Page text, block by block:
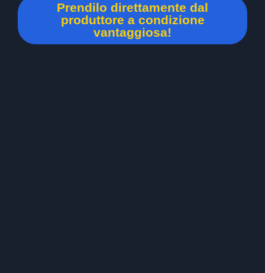
Prendilo direttamente dal
produttore a condizione
vantaggiosa!